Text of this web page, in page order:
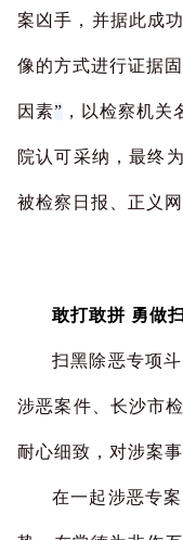
案凶手，并据此成
像的方式进行证据
因素” ，以检察机
院认可采纳，最终
被检察日报、正义
敢打敢拼 勇做
扫黑除恶专项
涉恶案件、长沙市
耐心细致，对涉案
在一起涉恶专